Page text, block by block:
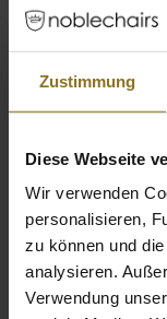
Zustimmung
Diese Webseite
Wir verwenden
personalisieren,
zu können und
analysieren.
Verwendung